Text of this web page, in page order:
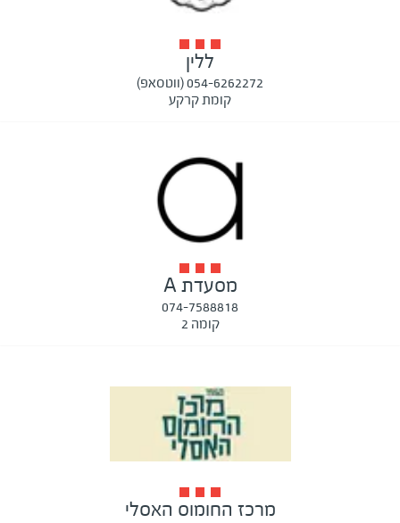
ללין
054-6262272 (ווטסאפ)
קומת קרקע
מסעדת A
074-7588818
קומה 2
מרכז החומוס האסלי